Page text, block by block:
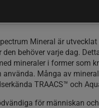
Mineral är
den behöver varje dag.
mineraler i former som
använda. Många av
TRAACS™ och
för människan